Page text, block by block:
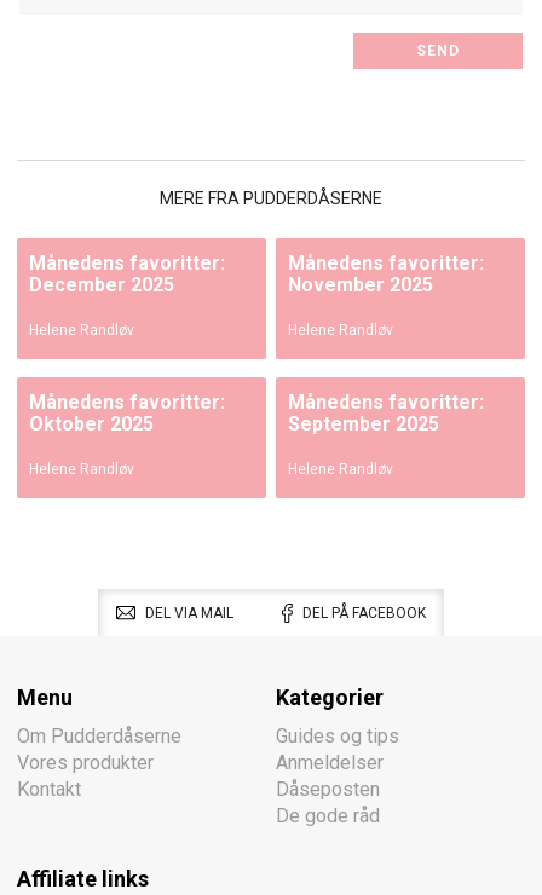
MERE FRA PUDDERDÅSERNE
Månedens favoritter:
December 2025
Helene Randløv
Månedens favoritter:
November 2025
Helene Randløv
Månedens favoritter:
Oktober 2025
Helene Randløv
Månedens favoritter:
September 2025
Helene Randløv
DEL VIA MAIL DEL PÅ FACEBOOK
Menu
Om Pudderdåserne
Vores produkter
Kontakt
Kategorier
Guides og tips
Anmeldelser
Dåseposten
De gode råd
Affiliate links